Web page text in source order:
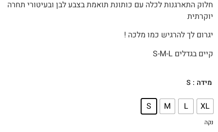
חלוק התארגנות לכלה עם כותונת תואמת בצבע לבן ובעיטורי תחרה
יוקרתית
יגרום לך להרגיש כמו מלכה !
קיים בגדלים S-M-L
מידה : S
XL
L
M
S
נקה